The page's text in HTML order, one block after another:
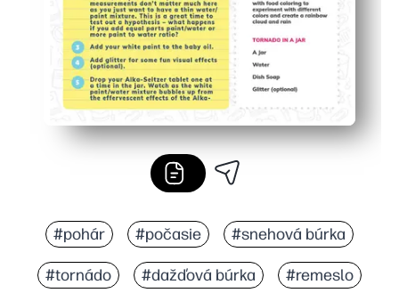
#pohár #počasie #snehová búrka
#tornádo #dažďová búrka #remeslo